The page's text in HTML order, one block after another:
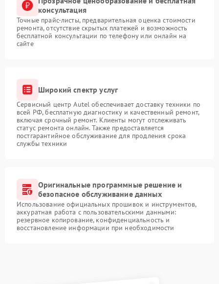
консультация
Точные прайс-листы, предварительная оценка стоимости
ремонта, отсутствие скрытых платежей и возможность
бесплатной консультации по телефону или онлайн на
сайте
Широкий спектр услуг
Сервисный центр Autel обеспечивает доставку техники по
всей РФ, бесплатную диагностику и качественный ремонт,
включая срочный ремонт. Клиенты могут отслеживать
статус ремонта онлайн. Также предоставляется
постгарантийное обслуживание для продления срока
службы техники
Оригинальные программные решение и
безопасное обслуживание данных
Использование официальных прошивок и инструментов,
аккуратная работа с пользовательскими данными:
резервное копирование, конфиденциальность и
восстановление информации при необходимости